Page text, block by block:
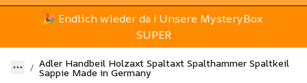
🎉 Endlich wieder da ! Unsere MysteryBox
SUPER
Adler Handbeil Holzaxt Spaltaxt Spalthammer Spaltkeil
Sappie Made in Germany